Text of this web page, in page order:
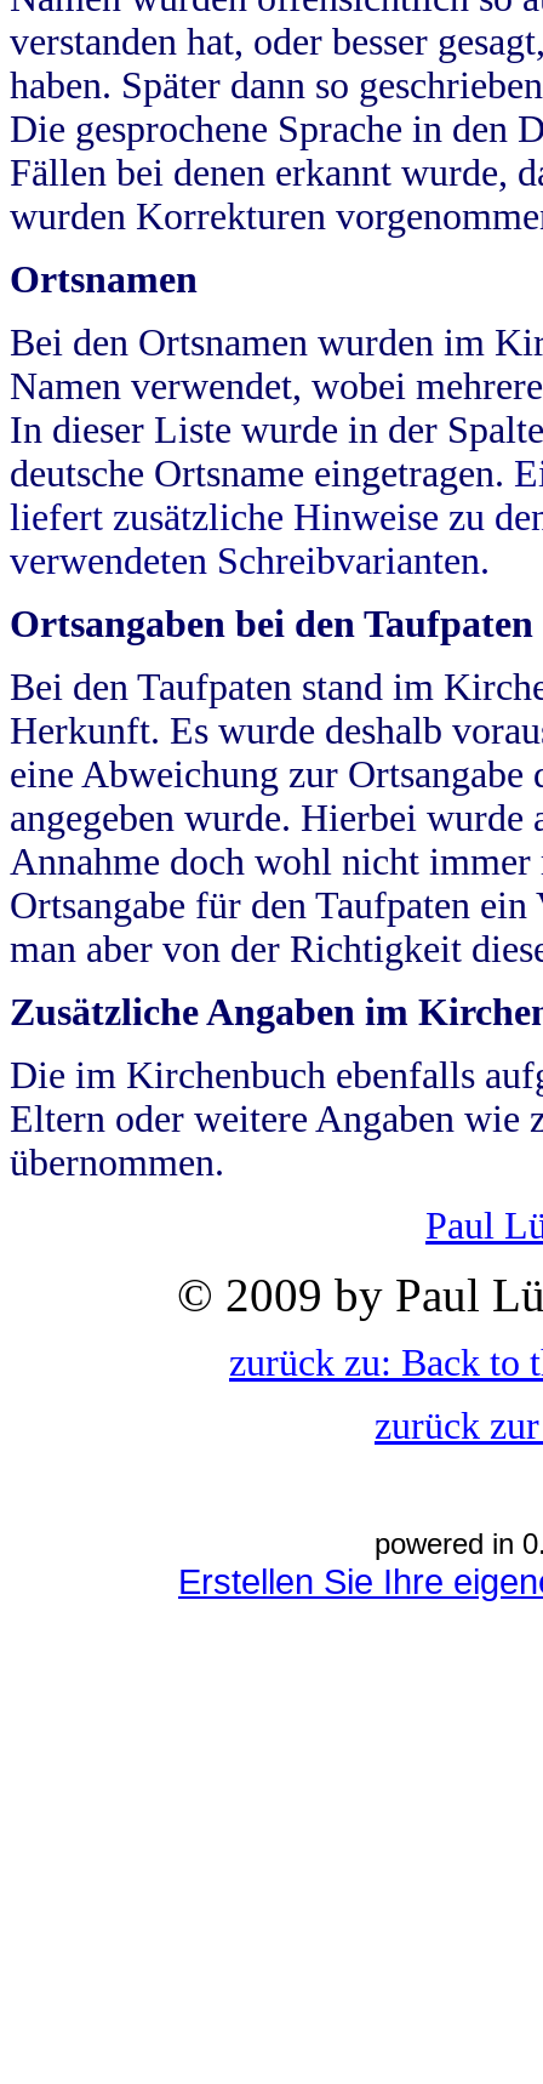
verstanden hat, oder besser
haben. Später dann so
Die gesprochene Sprache in
Fällen bei denen erkannt wurde,
wurden Korrekturen
Ortsnamen
Bei den Ortsnamen wurden im
Namen verwendet, wobei
In dieser Liste wurde in der
deutsche Ortsname eingetragen.
liefert zusätzliche Hinweise zu
verwendeten Schreibvarianten.
Ortsangaben bei den Taufpaten
Bei den Taufpaten stand im
Herkunft. Es wurde deshalb
eine Abweichung zur
angegeben wurde. Hierbei wurde
Annahme doch wohl nicht
Ortsangabe für den Taufpaten
man aber von der Richtigkeit
Zusätzliche Angaben im
Die im Kirchenbuch ebenfalls
Eltern oder weitere Angaben wie
übernommen.
Paul
© 2009 by Paul
zurück zu: Back to
zurück
powered in
Erstellen Sie Ihre